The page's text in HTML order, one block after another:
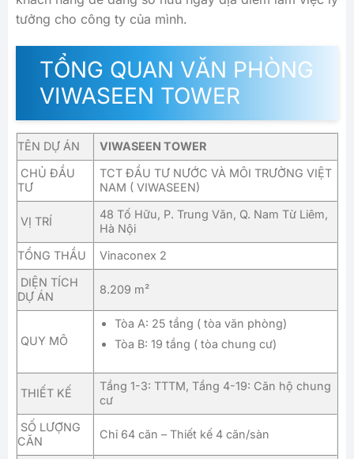
tưởng cho công ty của mình.
TỔNG QUAN VĂN PHÒNG
VIWASEEN TOWER
TÊN DỰ ÁN
VIWASEEN TOWER
CHỦ ĐẦU
TƯ
TCT ĐẦU TƯ NƯỚC VÀ MÔI TRƯỜNG VIỆT
NAM ( VIWASEEN)
VỊ TRÍ
48 Tố Hữu, P. Trung Văn, Q. Nam Từ Liêm,
Hà Nội
TỔNG THẦU
Vinaconex 2
DIỆN TÍCH
DỰ ÁN
8.209 m²
QUY MÔ
Tòa A: 25 tầng ( tòa văn phòng)
Tòa B: 19 tầng ( tòa chung cư)
THIẾT KẾ
Tầng 1-3: TTTM, Tầng 4-19: Căn hộ chung
cư
SỐ LƯỢNG
CĂN
Chỉ 64 căn – Thiết kế 4 căn/sàn